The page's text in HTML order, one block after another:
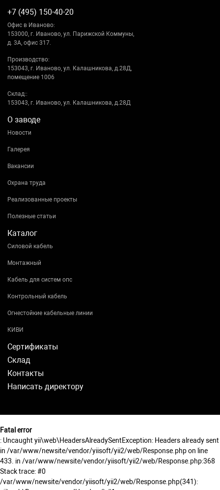
+7 (495) 150-40-20
Офис в Иваново:
153000, г. Иваново, ул. Парижской Коммуны,
д. 3А, офис 317.
Производство:
153043, г. Иваново, ул. Калашникова, д.28Д,
помещение 1006
Склад::
153043, г. Иваново, ул. Калашникова, д.28Д
О заводе
Новости
Галерея
Вакансии
Охрана труда
Реализованные проекты
Полезные статьи
Каталог
Силовой кабель
Монтажный
Кабель для систем опс
Контрольный кабель
Огнестойкие кабельные линии
КИВИ
Сертификаты
Склад
Контакты
Написать директору
Fatal error
: Uncaught yii\web\HeadersAlreadySentException: Headers already sent
in /var/www/newsite/vendor/yiisoft/yii2/web/Response.php on line
433. in /var/www/newsite/vendor/yiisoft/yii2/web/Response.php:368
Stack trace: #0
/var/www/newsite/vendor/yiisoft/yii2/web/Response.php(341):